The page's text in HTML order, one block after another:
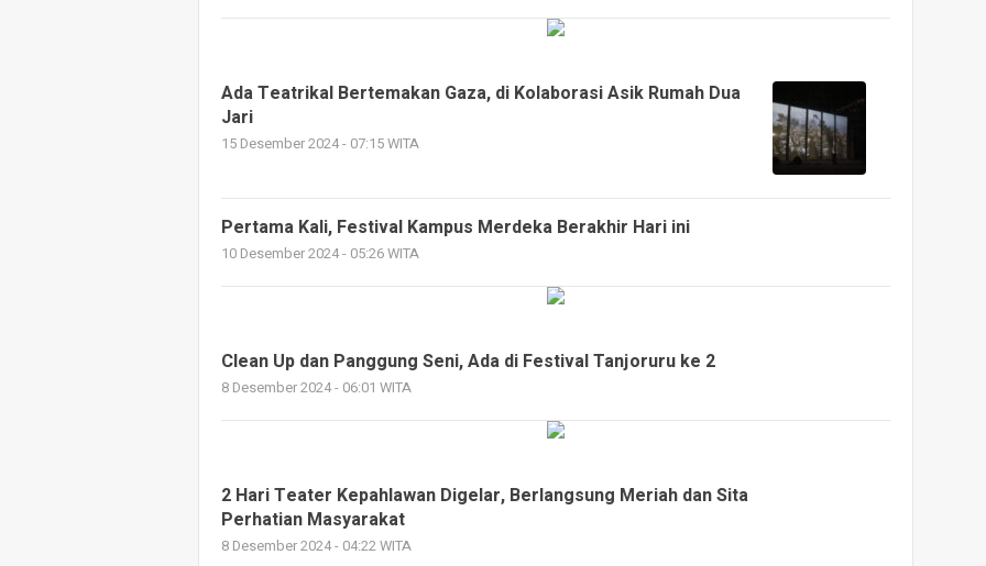
Ada Teatrikal Bertemakan Gaza, di Kolaborasi Asik Rumah Dua
Jari
15 Desember 2024 - 07:15 WITA
Pertama Kali, Festival Kampus Merdeka Berakhir Hari ini
10 Desember 2024 - 05:26 WITA
Clean Up dan Panggung Seni, Ada di Festival Tanjoruru ke 2
8 Desember 2024 - 06:01 WITA
2 Hari Teater Kepahlawan Digelar, Berlangsung Meriah dan Sita
Perhatian Masyarakat
8 Desember 2024 - 04:22 WITA